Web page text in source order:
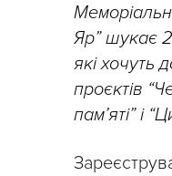
Яр” шукає
які хочуть
проєктів
пам’яті” і